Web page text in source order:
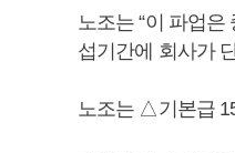
노조는 “이 파업
섭기간에 회사가
노조는 △기본급